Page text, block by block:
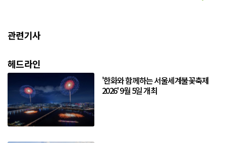
관련기사
헤드라인
'한화와 함께하는 서울세계불꽃축제
2026' 9월 5일 개최